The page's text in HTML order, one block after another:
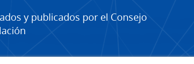
y publicados por el Consejo